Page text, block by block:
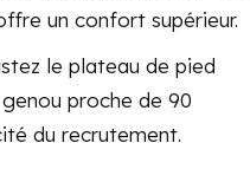
un confort supérieur.
le plateau de pied
proche de 90
du recrutement.